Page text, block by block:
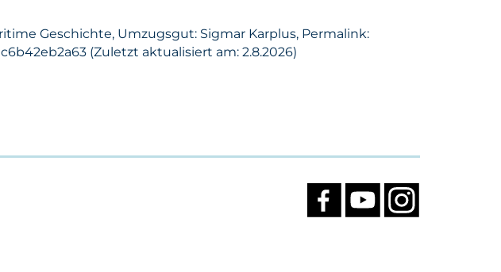
Geschichte, Umzugsgut: Sigmar Karplus, Permalink:
(Zuletzt aktualisiert am: 2.8.2026)